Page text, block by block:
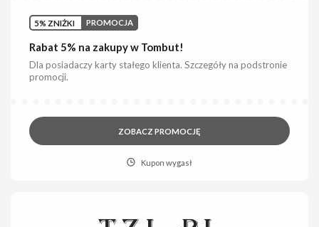
5% ZNIŻKI PROMOCJA
Rabat 5% na zakupy w Tombut!
Dla posiadaczy karty stałego klienta. Szczegóły na podstronie
promocji.
ZOBACZ PROMOCJĘ
Kupon wygasł